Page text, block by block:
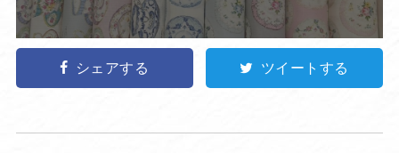
シェアする ツイートする